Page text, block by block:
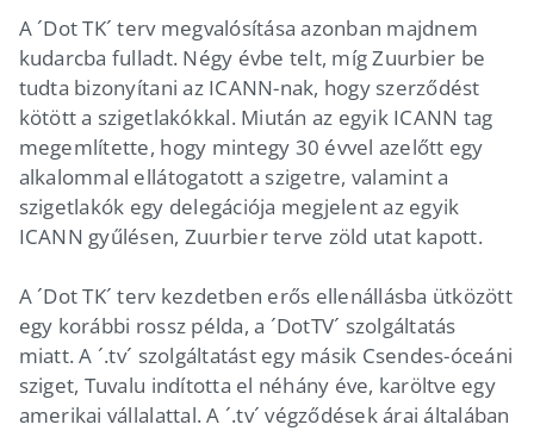
A ´Dot TK´ terv megvalósítása azonban majdnem
kudarcba fulladt. Négy évbe telt, míg Zuurbier be
tudta bizonyítani az ICANN-nak, hogy szerződést
kötött a szigetlakókkal. Miután az egyik ICANN tag
megemlítette, hogy mintegy 30 évvel azelőtt egy
alkalommal ellátogatott a szigetre, valamint a
szigetlakók egy delegációja megjelent az egyik
ICANN gyűlésen, Zuurbier terve zöld utat kapott.
A ´Dot TK´ terv kezdetben erős ellenállásba ütközött
egy korábbi rossz példa, a ´DotTV´ szolgáltatás
miatt. A ´.tv´ szolgáltatást egy másik Csendes-óceáni
sziget, Tuvalu indította el néhány éve, karöltve egy
amerikai vállalattal. A ´.tv´ végződések árai általában